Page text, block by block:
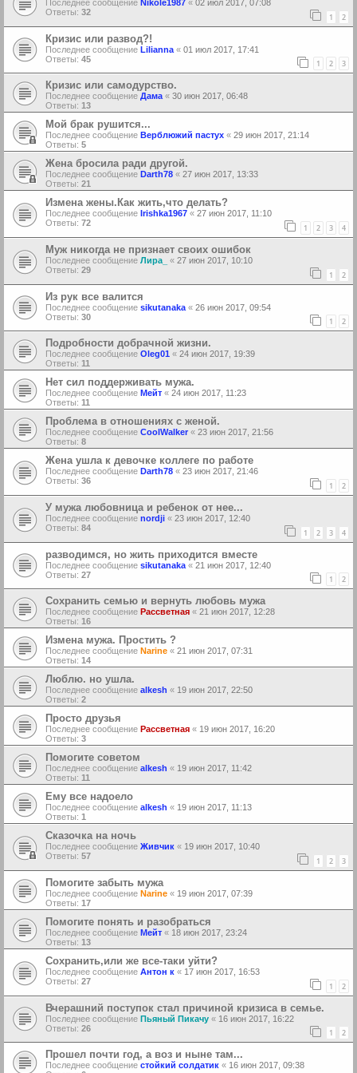
Последнее сообщение Nikole1987 « 02 июл 2017, 07:08
Ответы: 32 1 2
Кризис или развод?!
Последнее сообщение Lilianna « 01 июл 2017, 17:41
Ответы: 45 1 2 3
Кризис или самодурство.
Последнее сообщение Дама« 30 июн 2017, 06:48
Ответы: 13
Мой брак рушится...
Последнее сообщение Верблюжий пастух « 29 июн 2017, 21:14
Ответы: 5
Жена бросила ради другой.
Последнее сообщение Darth78 « 27 июн 2017, 13:33
Ответы: 21
Измена жены.Как жить,что делать?
Последнее сообщение Irishka1967 « 27 июн 2017, 11:10
Ответы: 72 1 2 3 4
Муж никогда не признает своих ошибок
Последнее сообщение Лира_ « 27 июн 2017, 10:10
Ответы: 29 1 2
Из рук все валится
Последнее сообщение sikutanaka « 26 июн 2017, 09:54
Ответы: 30 1 2
Подробности добрачной жизни.
Последнее сообщение Oleg01 « 24 июн 2017, 19:39
Ответы: 11
Нет сил поддерживать мужа.
Последнее сообщение Мейт « 24 июн 2017, 11:23
Ответы: 11
Проблема в отношениях с женой.
Последнее сообщение CoolWalker « 23 июн 2017, 21:56
Ответы: 8
Жена ушла к девочке коллеге по работе
Последнее сообщение Darth78 « 23 июн 2017, 21:46
Ответы: 36 1 2
У мужа любовница и ребенок от нее...
Последнее сообщение nordji « 23 июн 2017, 12:40
Ответы: 84 1 2 3 4
разводимся, но жить приходится вместе
Последнее сообщение sikutanaka « 21 июн 2017, 12:40
Ответы: 27 1 2
Сохранить семью и вернуть любовь мужа
Последнее сообщение Рассветная « 21 июн 2017, 12:28
Ответы: 16
Измена мужа. Простить ?
Последнее сообщение Narine « 21 июн 2017, 07:31
Ответы: 14
Люблю. но ушла.
Последнее сообщение alkesh « 19 июн 2017, 22:50
Ответы: 2
Просто друзья
Последнее сообщение Рассветная « 19 июн 2017, 16:20
Ответы: 3
Помогите советом
Последнее сообщение alkesh « 19 июн 2017, 11:42
Ответы: 11
Ему все надоело
Последнее сообщение alkesh « 19 июн 2017, 11:13
Ответы: 1
Сказочка на ночь
Последнее сообщение Живчик « 19 июн 2017, 10:40
Ответы: 57 1 2 3
Помогите забыть мужа
Последнее сообщение Narine « 19 июн 2017, 07:39
Ответы: 17
Помогите понять и разобраться
Последнее сообщение Мейт « 18 июн 2017, 23:24
Ответы: 13
Сохранить,или же все-таки уйти?
Последнее сообщение Антон к « 17 июн 2017, 16:53
Ответы: 27 1 2
Вчерашний поступок стал причиной кризиса в семье.
Последнее сообщение Пьяный Пикачу « 16 июн 2017, 16:22
Ответы: 26 1 2
Прошел почти год, а воз и ныне там...
Последнее сообщение стойкий солдатик « 16 июн 2017, 09:38